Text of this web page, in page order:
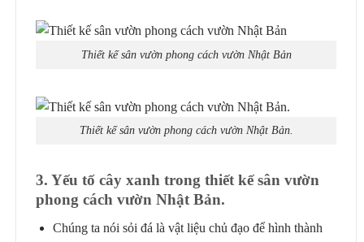
Thiết kế sân vườn phong cách vườn Nhật Bản
Thiết kế sân vườn phong cách vườn Nhật Bản.
3. Yếu tố cây xanh trong thiết kế sân vườn
phong cách vườn Nhật Bản.
Chúng ta nói sỏi đá là vật liệu chủ đạo để hình thành